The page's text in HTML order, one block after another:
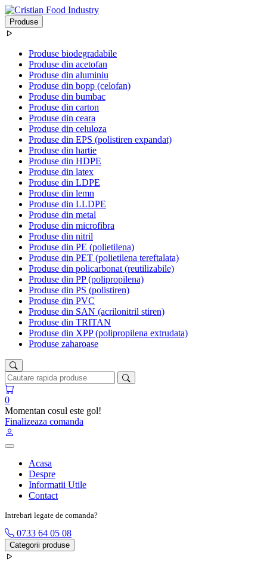
Produse
Produse biodegradabile
Produse din acetofan
Produse din aluminiu
Produse din bopp (celofan)
Produse din bumbac
Produse din carton
Produse din ceara
Produse din celuloza
Produse din EPS (polistiren expandat)
Produse din hartie
Produse din HDPE
Produse din latex
Produse din LDPE
Produse din lemn
Produse din LLDPE
Produse din metal
Produse din microfibra
Produse din nitril
Produse din PE (polietilena)
Produse din PET (polietilena tereftalata)
Produse din policarbonat (reutilizabile)
Produse din PP (polipropilena)
Produse din PS (polistiren)
Produse din PVC
Produse din SAN (acrilonitril stiren)
Produse din TRITAN
Produse din XPP (polipropilena extrudata)
Produse zaharoase
0
Momentan cosul este gol!
Finalizeaza comanda
Acasa
Despre
Informatii Utile
Contact
Intrebari legate de comanda?
0733 64 05 08
Categorii produse